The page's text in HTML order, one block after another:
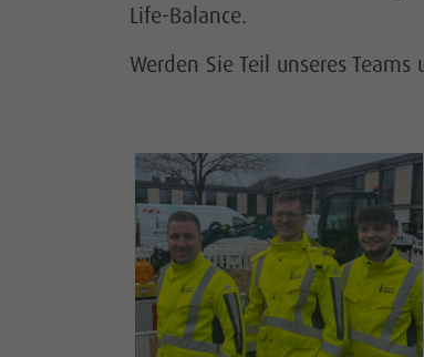
Life-Balance.
Werden Sie Teil unseres